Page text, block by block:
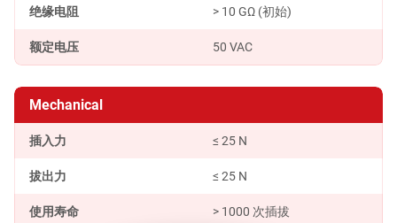
绝缘电阻 > 10 GΩ (初始)
额定电压 50 VAC
Mechanical
插入力 ≤ 25 N
拔出力 ≤ 25 N
使用寿命 > 1000 次插拔